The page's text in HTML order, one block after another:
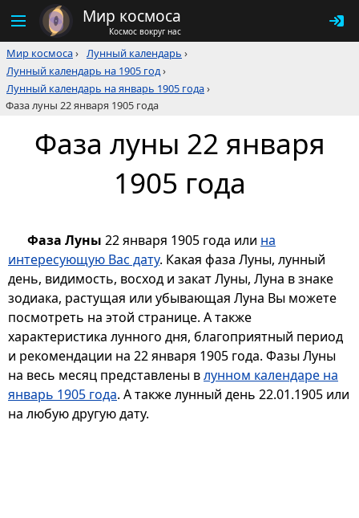
Мир космоса
Космос вокруг нас
Мир космоса› Лунный календарь ›
Лунный календарь на 1905 год›
Лунный календарь на январь 1905 года›
Фаза луны 22 января 1905 года
Фаза луны 22 января
1905 года
Фаза Луны 22 января 1905 года или на
интересующую Вас дату. Какая фаза Луны, лунный
день, видимость, восход и закат Луны, Луна в знаке
зодиака, растущая или убывающая Луна Вы можете
посмотреть на этой странице. А также
характеристика лунного дня, благоприятный период
и рекомендации на 22 января 1905 года. Фазы Луны
на весь месяц представлены влунном календаре на
январь 1905 года. А также лунный день 22.01.1905 или
на любую другую дату.